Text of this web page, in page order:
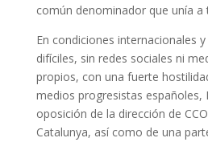
común denominador que unía
En condiciones internacionales
difíciles, sin redes sociales ni
propios, con una fuerte
medios progresistas españoles,
oposición de la dirección de
Catalunya, así como de una